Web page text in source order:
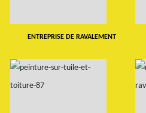
ENTREPRISE DE RAVALEMENT